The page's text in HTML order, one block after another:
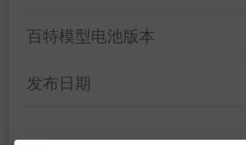
百特模型电池版本
发布日期